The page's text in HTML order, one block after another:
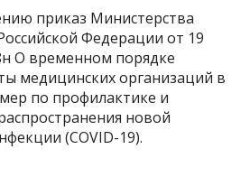
приказ Министерства
Федерации от 19
О временном порядке
медицинских организаций в
по профилактике и
новой
(COVID-19).